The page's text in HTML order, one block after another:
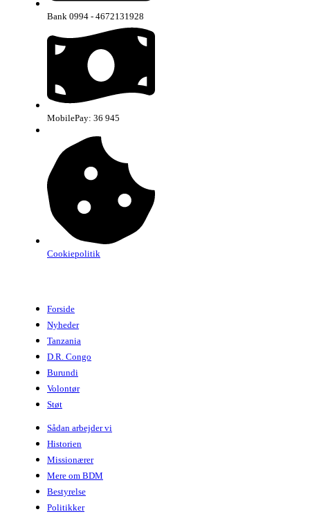
Bank 0994 - 4672131928
MobilePay: 36 945
Cookiepolitik
Forside
Nyheder
Tanzania
D.R. Congo
Burundi
Volontør
Støt
Sådan arbejder vi
Historien
Missionærer
Mere om BDM
Bestyrelse
Politikker